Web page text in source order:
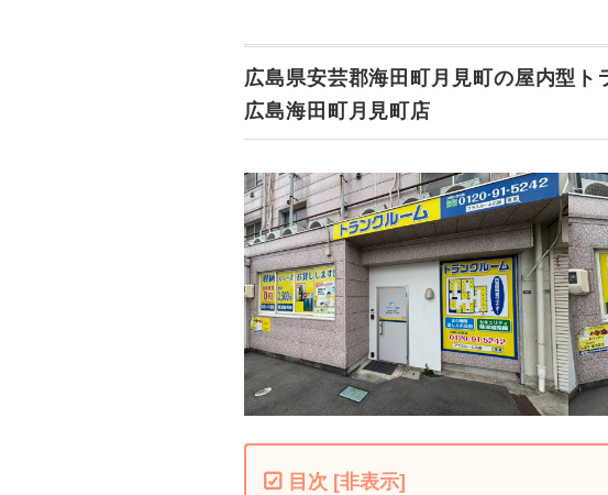
広島県安芸郡海田町月見町の屋内型ト
広島海田町月見町店
目次 [非表示]